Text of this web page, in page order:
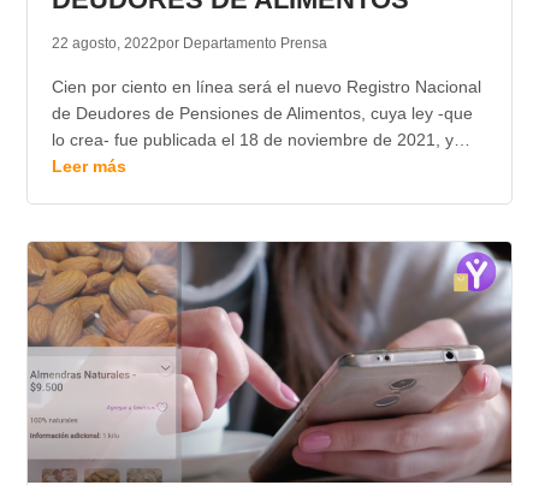
22 agosto, 2022por Departamento Prensa
Cien por ciento en línea será el nuevo Registro Nacional
de Deudores de Pensiones de Alimentos, cuya ley -que
lo crea- fue publicada el 18 de noviembre de 2021, y…
Leer más